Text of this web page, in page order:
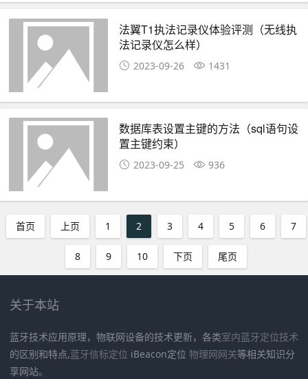
法翼T1执法记录仪体验评测（无线执
法记录仪怎么样）
2023-09-26 1431
数据库表设置主键的方法（sql语句设
置主键约束）
2023-09-25 936
首页 上页 1 2 3 4 5 6 7
8 9 10 下页 尾页
关于本站
蓝牙技术应用原理，物联网设备的技术更新，各类室内蓝牙定位技术
的区别和特点,蓝牙信标定位 iBeacon定位 物理网网关等相关知识分
享网站。